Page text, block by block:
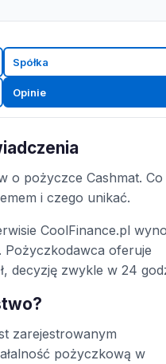
Spółka
Opinie
o pożyczce Cashmat. Co
i czego unikać.
CoolFinance.pl
Pożyczkodawca oferuje
decyzję zwykle w 24
zarejestrowanym
pożyczkową w